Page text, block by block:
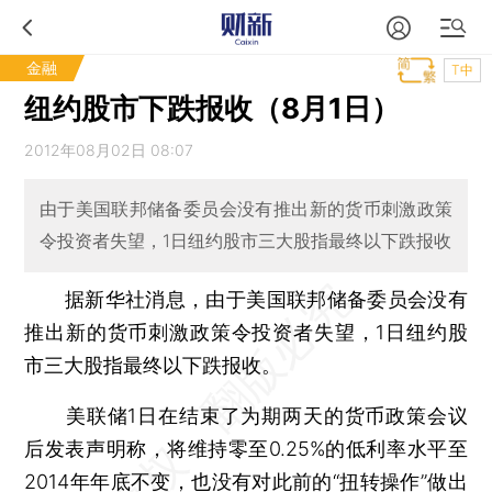
金融 T中
纽约股市下跌报收（8月1日）
2012年08月02日 08:07
由于美国联邦储备委员会没有推出新的货币刺激政策
令投资者失望，1日纽约股市三大股指最终以下跌报收
据新华社消息，由于美国联邦储备委员会没有
推出新的货币刺激政策令投资者失望，1日纽约股
市三大股指最终以下跌报收。
美联储1日在结束了为期两天的货币政策会议
后发表声明称，将维持零至0.25%的低利率水平至
2014年年底不变，也没有对此前的“扭转操作”做出